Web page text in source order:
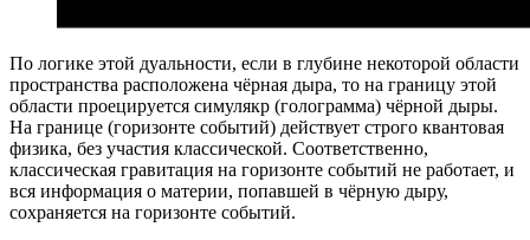
По логике этой дуальности, если в глубине некоторой области
пространства расположена чёрная дыра, то на границу этой
области проецируется симулякр (голограмма) чёрной дыры.
На границе (горизонте событий) действует строго квантовая
физика, без участия классической. Соответственно,
классическая гравитация на горизонте событий не работает, и
вся информация о материи, попавшей в чёрную дыру,
сохраняется на горизонте событий.